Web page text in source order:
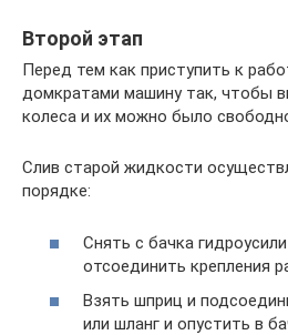
Второй этап
Перед тем как приступить к
домкратами машину так, чтобы
колеса и их можно было
Слив старой жидкости
порядке:
Снять с бачка
отсоединить крепления
Взять шприц и
или шланг и опустить в